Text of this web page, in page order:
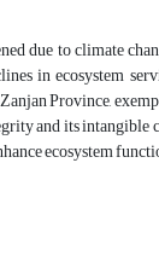
due to climate
in ecosystem
Province,
and its
ecosystem